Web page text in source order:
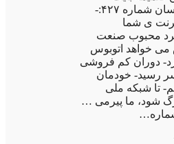
روزنامه خراسان شماره ۴۲۷:-
ی شما
محبوب صنعت
می خواهد اتوبوس
دوران کم فروشی
سر رسید- خودمان
تا شبکه ملی
شود، ما پیرمی …
شماره…